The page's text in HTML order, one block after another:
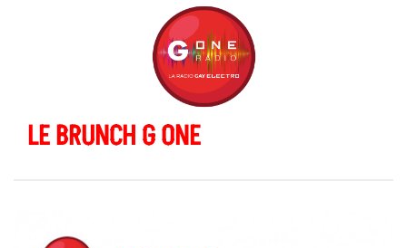
LE BRUNCH G ONE